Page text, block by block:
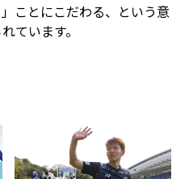
ことにこだわる、という意
ています。